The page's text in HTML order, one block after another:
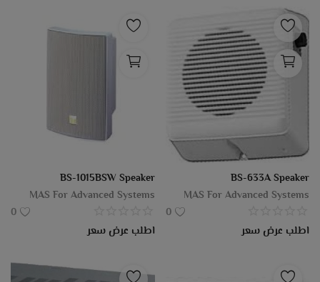
BS-633A Speaker
MAS For Advanced Systems
0
اطلب عرض سعر
BS-1015BSW Speaker
MAS For Advanced Systems
0
اطلب عرض سعر